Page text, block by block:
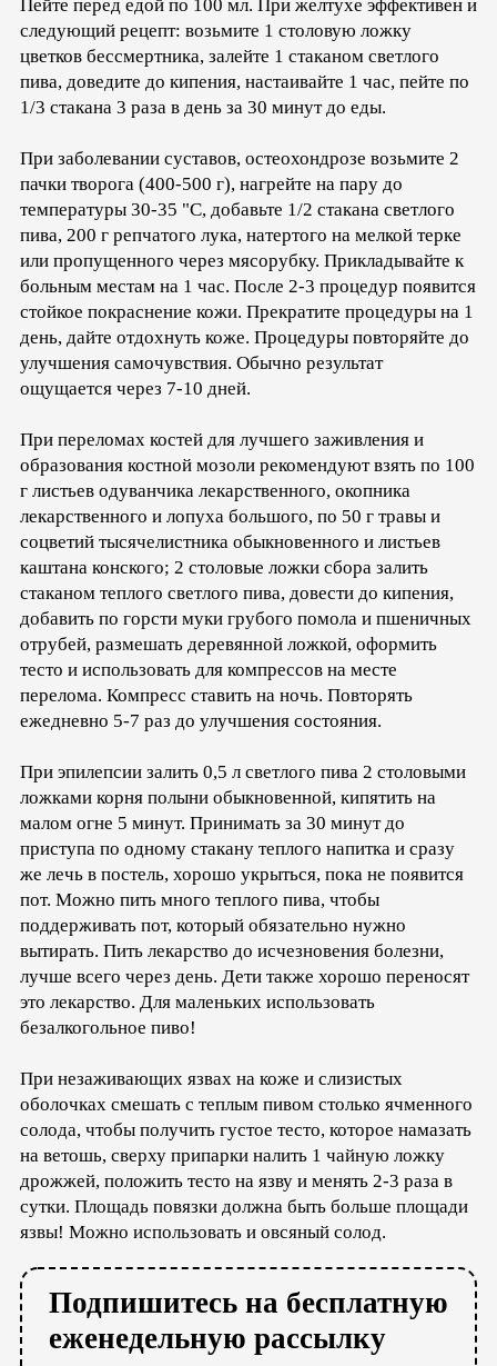
Пейте перед едой по 100 мл. При желтухе эффективен и
следующий рецепт: возьмите 1 столовую ложку
цветков бессмертника, залейте 1 стаканом светлого
пива, доведите до кипения, настаивайте 1 час, пейте по
1/3 стакана 3 раза в день за 30 минут до еды.
При заболевании суставов, остеохондрозе возьмите 2
пачки творога (400-500 г), нагрейте на пару до
температуры 30-35 "С, добавьте 1/2 стакана светлого
пива, 200 г репчатого лука, натертого на мелкой терке
или пропущенного через мясорубку. Прикладывайте к
больным местам на 1 час. После 2-3 процедур появится
стойкое покраснение кожи. Прекратите процедуры на 1
день, дайте отдохнуть коже. Процедуры повторяйте до
улучшения самочувствия. Обычно результат
ощущается через 7-10 дней.
При переломах костей для лучшего заживления и
образования костной мозоли рекомендуют взять по 100
г листьев одуванчика лекарственного, окопника
лекарственного и лопуха большого, по 50 г травы и
соцветий тысячелистника обыкновенного и листьев
каштана конского; 2 столовые ложки сбора залить
стаканом теплого светлого пива, довести до кипения,
добавить по горсти муки грубого помола и пшеничных
отрубей, размешать деревянной ложкой, оформить
тесто и использовать для компрессов на месте
перелома. Компресс ставить на ночь. Повторять
ежедневно 5-7 раз до улучшения состояния.
При эпилепсии залить 0,5 л светлого пива 2 столовыми
ложками корня полыни обыкновенной, кипятить на
малом огне 5 минут. Принимать за 30 минут до
приступа по одному стакану теплого напитка и сразу
же лечь в постель, хорошо укрыться, пока не появится
пот. Можно пить много теплого пива, чтобы
поддерживать пот, который обязательно нужно
вытирать. Пить лекарство до исчезновения болезни,
лучше всего через день. Дети также хорошо переносят
это лекарство. Для маленьких использовать
безалкогольное пиво!
При незаживающих язвах на коже и слизистых
оболочках смешать с теплым пивом столько ячменного
солода, чтобы получить густое тесто, которое намазать
на ветошь, сверху припарки налить 1 чайную ложку
дрожжей, положить тесто на язву и менять 2-3 раза в
сутки. Площадь повязки должна быть больше площади
язвы! Можно использовать и овсяный солод.
Подпишитесь на бесплатную
еженедельную рассылку